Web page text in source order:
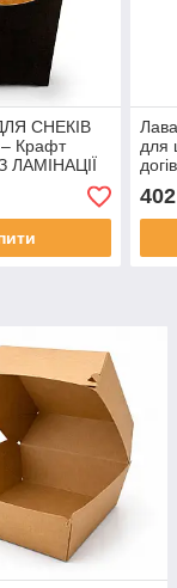
СНЕКІВ
– Крафт
ЛАМІНАЦІЇ
для